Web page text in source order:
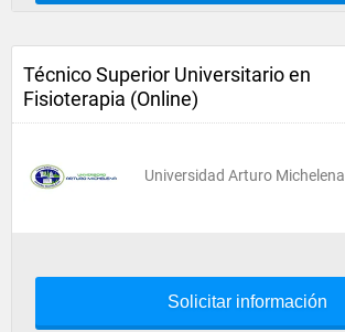
Técnico Superior Universitario en
Fisioterapia (Online)
Universidad Arturo Michelena
Solicitar información